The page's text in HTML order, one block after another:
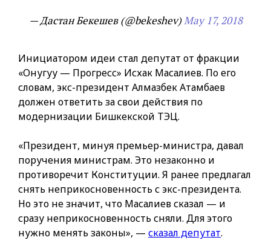
— Дастан Бекешев (@bekeshev) May 17, 2018
Инициатором идеи стал депутат от фракции
«Онугуу — Прогресс» Исхак Масалиев. По его
словам, экс-президент Алмазбек Атамбаев
должен ответить за свои действия по
модернизации Бишкекской ТЭЦ.
«Президент, минуя премьер-министра, давал
поручения министрам. Это незаконно и
противоречит Конституции. Я ранее предлагал
снять неприкосновенность с экс-президента.
Но это не значит, что Масалиев сказал — и
сразу неприкосновенность сняли. Для этого
нужно менять законы», — сказал депутат.